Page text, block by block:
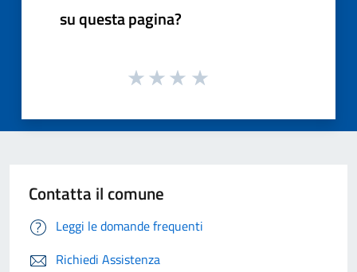
su questa pagina?
Contatta il comune
Leggi le domande frequenti
Richiedi Assistenza